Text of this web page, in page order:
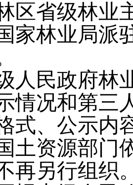
区省级林业
家林业局派
人民政府
情况和第三
式、公示内
土资源部门
再另行组织